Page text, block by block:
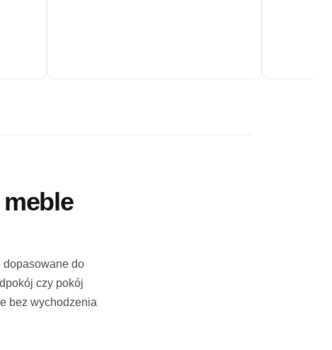
dopasowane do
czy pokój
bez wychodzenia